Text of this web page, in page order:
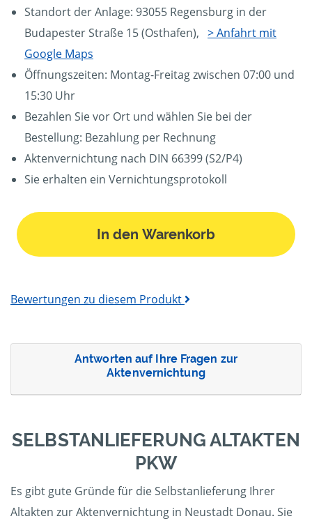
Standort der Anlage: 93055 Regensburg in der
Budapester Straße 15 (Osthafen), > Anfahrt mit
Google Maps
Öffnungszeiten: Montag-Freitag zwischen 07:00 und
15:30 Uhr
Bezahlen Sie vor Ort und wählen Sie bei der
Bestellung: Bezahlung per Rechnung
Aktenvernichtung nach DIN 66399 (S2/P4)
Sie erhalten ein Vernichtungsprotokoll
In den Warenkorb
Bewertungen zu diesem Produkt
Antworten auf Ihre Fragen zur
Aktenvernichtung
SELBSTANLIEFERUNG ALTAKTEN
PKW
Es gibt gute Gründe für die Selbstanlieferung Ihrer
Altakten zur Aktenvernichtung in Neustadt Donau. Sie